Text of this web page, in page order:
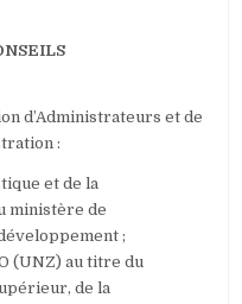
d’Administrateurs et de
:
et de la
ministère de
;
(UNZ) au titre du
de la